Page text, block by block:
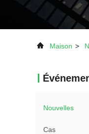
Maison >
Nouvelles
Cas